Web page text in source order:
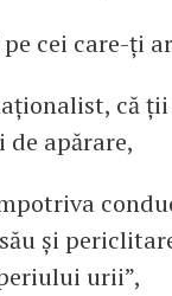
cei care-ți
că
apărare,
și
urii”,